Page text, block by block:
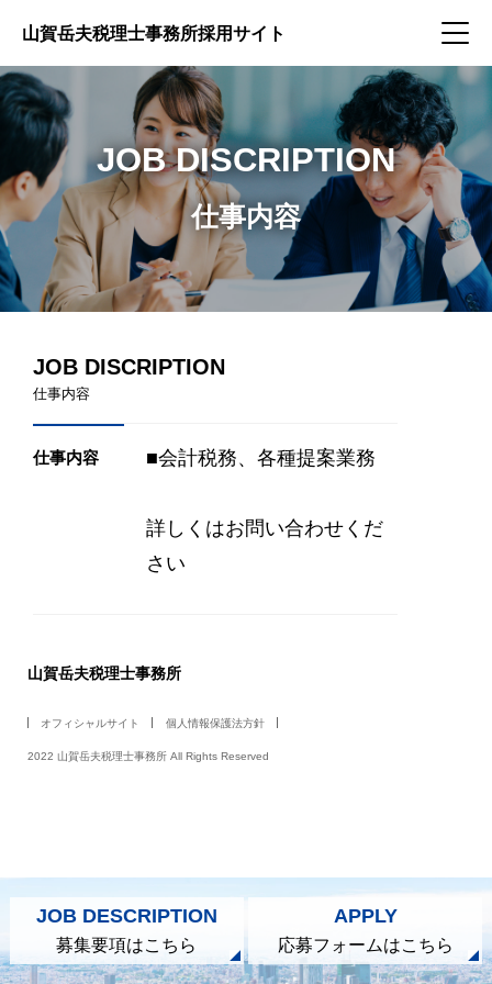
山賀岳夫税理士事務所採用サイト
JOB DISCRIPTION
仕事内容
JOB DISCRIPTION
仕事内容
仕事内容 ■会計税務、各種提案業務
詳しくはお問い合わせくだ
さい
JOB DESCRIPTION
募集要項はこちら
APPLY
応募フォームはこちら
山賀岳夫税理士事務所
オフィシャルサイト 個人情報保護法方針
2022 山賀岳夫税理士事務所 All Rights Reserved